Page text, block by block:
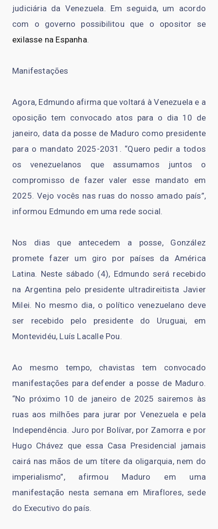
judiciária da Venezuela. Em seguida, um acordo
com o governo possibilitou que o opositor se
exilasse na Espanha.
Manifestações
Agora, Edmundo afirma que voltará à Venezuela e a
oposição tem convocado atos para o dia 10 de
janeiro, data da posse de Maduro como presidente
para o mandato 2025-2031. “Quero pedir a todos
os venezuelanos que assumamos juntos o
compromisso de fazer valer esse mandato em
2025. Vejo vocês nas ruas do nosso amado país”,
informou Edmundo em uma rede social.
Nos dias que antecedem a posse, González
promete fazer um giro por países da América
Latina. Neste sábado (4), Edmundo será recebido
na Argentina pelo presidente ultradireitista Javier
Milei. No mesmo dia, o político venezuelano deve
ser recebido pelo presidente do Uruguai, em
Montevidéu, Luís Lacalle Pou.
Ao mesmo tempo, chavistas tem convocado
manifestações para defender a posse de Maduro.
“No próximo 10 de janeiro de 2025 sairemos às
ruas aos milhões para jurar por Venezuela e pela
Independência. Juro por Bolívar, por Zamorra e por
Hugo Chávez que essa Casa Presidencial jamais
cairá nas mãos de um títere da oligarquia, nem do
imperialismo”, afirmou Maduro em uma
manifestação nesta semana em Miraflores, sede
do Executivo do país.